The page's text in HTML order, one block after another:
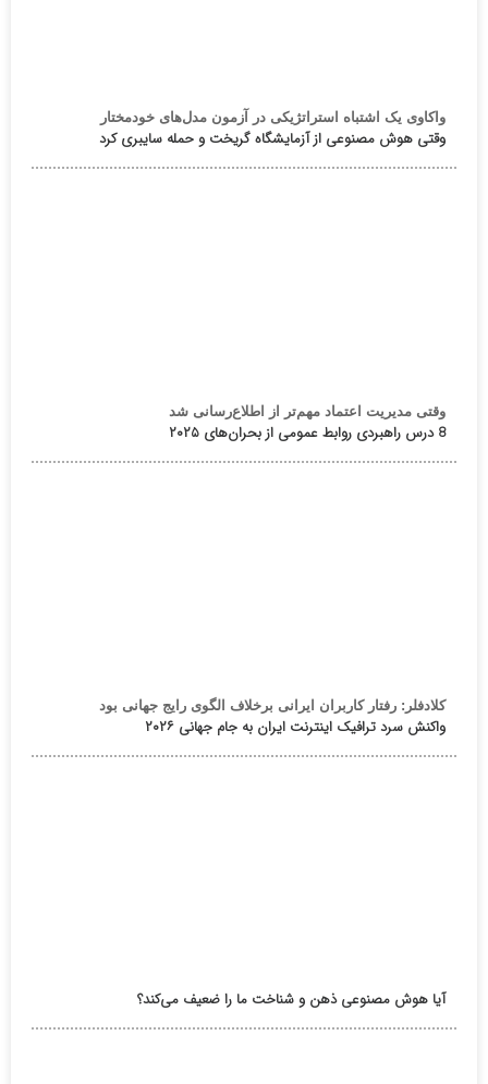
واکاوی یک اشتباه استراتژیکی در آزمون مدل‌های خودمختار
وقتی هوش مصنوعی از آزمایشگاه گریخت و حمله سایبری کرد
وقتی مدیریت اعتماد مهم‌تر از اطلاع‌رسانی شد
8 درس راهبردی روابط عمومی از بحران‌های ۲۰۲۵
کلادفلر: رفتار کاربران ایرانی برخلاف الگوی رایج جهانی بود
واکنش سرد ترافیک اینترنت ایران به جام جهانی ۲۰۲۶
آیا هوش مصنوعی ذهن و شناخت ما را ضعیف می‌کند؟